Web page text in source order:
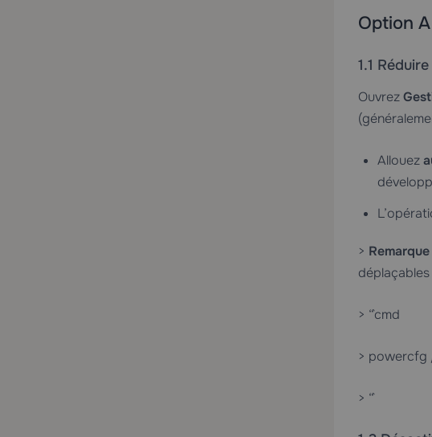
Option
1.1
Ouvrez
Allouez
> Remarque
déplaçables
> “`cmd
>
> “`